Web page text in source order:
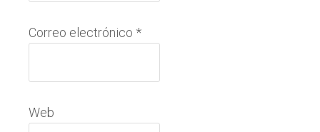
Correo electrónico *
Web